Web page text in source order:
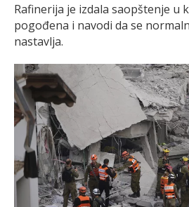
Rafinerija je izdala saopštenje u
pogođena i navodi da se
nastavlja.